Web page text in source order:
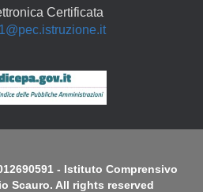
Certificata
- Istituto Comprensivo
Scauro. All rights reserved